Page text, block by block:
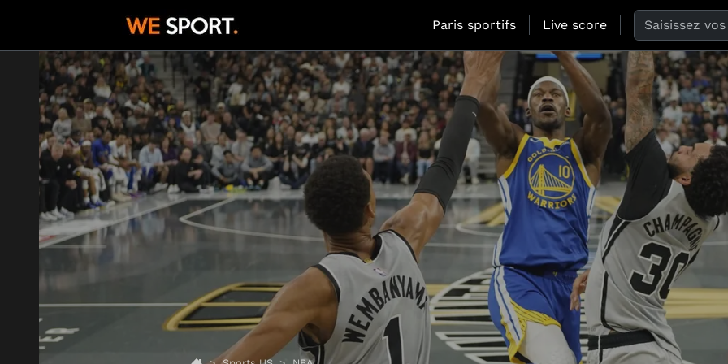
Paris sportifs Live score Search the